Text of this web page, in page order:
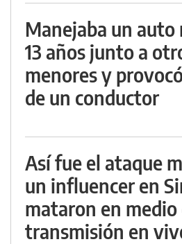
Manejaba un auto
13 años junto a
menores y
de un conductor
Así fue el ataque
un influencer en
mataron en medio
transmisión en